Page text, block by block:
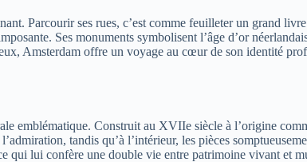
Parcourir ses rues, c’est comme feuilleter un grand
Ses monuments symbolisent l’âge d’or
Amsterdam offre un voyage au cœur de son identité
emblématique. Construit au XVIIe siècle à l’origine
tandis qu’à l’intérieur, les pièces
qui lui confère une double vie entre patrimoine vivant et